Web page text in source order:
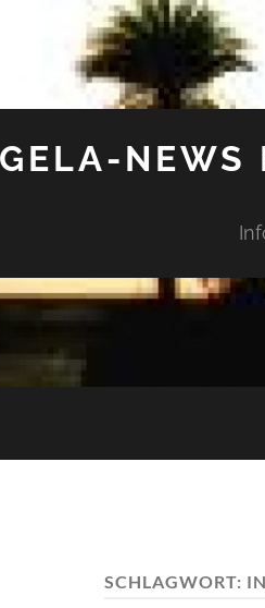
GELA-NEWS
SCHLAGWORT: